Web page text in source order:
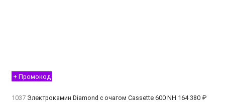
+ Промокод
1037 Электрокамин Diamond с очагом Cassette 600 NH 164 380 ₽